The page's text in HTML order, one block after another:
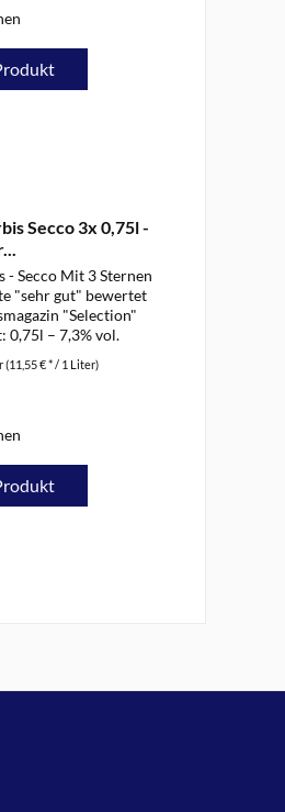
Secco 3x 0,75l -
- Secco Mit 3 Sternen
"sehr gut" bewertet
"Selection"
0,75l – 7,3% vol.
dichte und
die an Aprikosen
(11,55 € * / 1 Liter)